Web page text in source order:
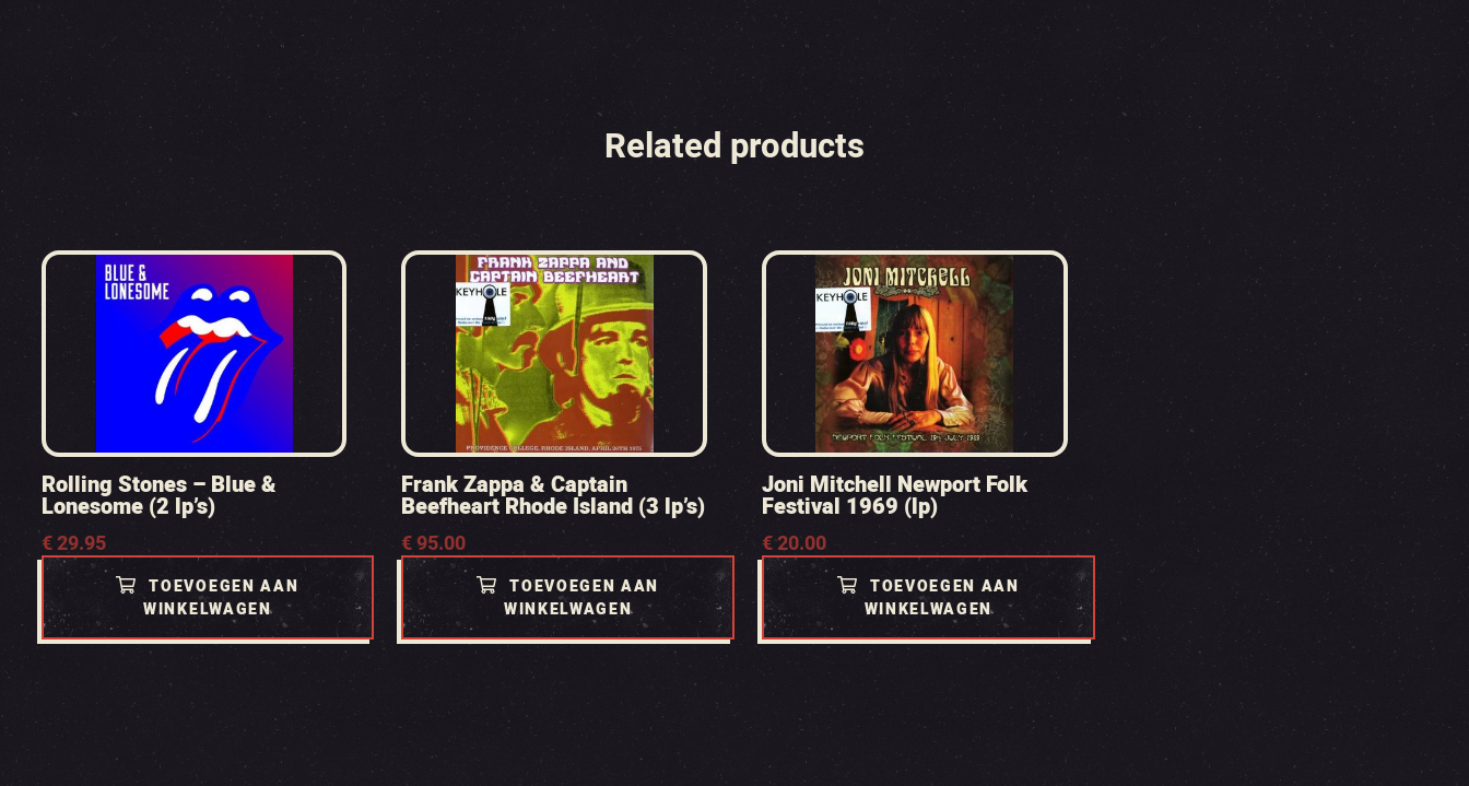
Related products
Rolling Stones – Blue &
Lonesome (2 lp’s)
€29.95
TOEVOEGEN AAN
WINKELWAGEN
Frank Zappa & Captain
Beefheart Rhode Island (3 lp’s)
€95.00
TOEVOEGEN AAN
WINKELWAGEN
Joni Mitchell Newport Folk
Festival 1969 (lp)
€20.00
TOEVOEGEN AAN
WINKELWAGEN